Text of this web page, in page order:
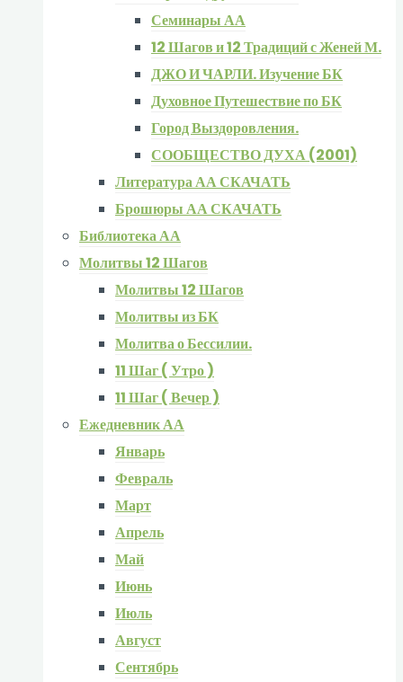
Семинары АА
12 Шагов и 12 Традиций с Женей М.
ДЖО И ЧАРЛИ. Изучение БК
Духовное Путешествие по БК
Город Выздоровления.
СООБЩЕСТВО ДУХА (2001)
Литература АА СКАЧАТЬ
Брошюры АА СКАЧАТЬ
Библиотека АА
Молитвы 12 Шагов
Молитвы 12 Шагов
Молитвы из БК
Молитва о Бессилии.
11 Шаг ( Утро )
11 Шаг ( Вечер )
Ежедневник АА
Январь
Февраль
Март
Апрель
Май
Июнь
Июль
Август
Сентябрь